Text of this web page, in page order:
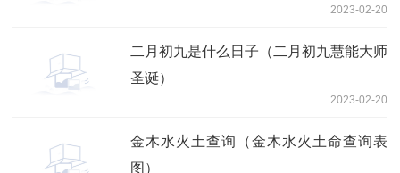
2023-02-20
二月初九是什么日子（二月初九慧能大师
圣诞）
2023-02-20
金木水火土查询（金木水火土命查询表
图）